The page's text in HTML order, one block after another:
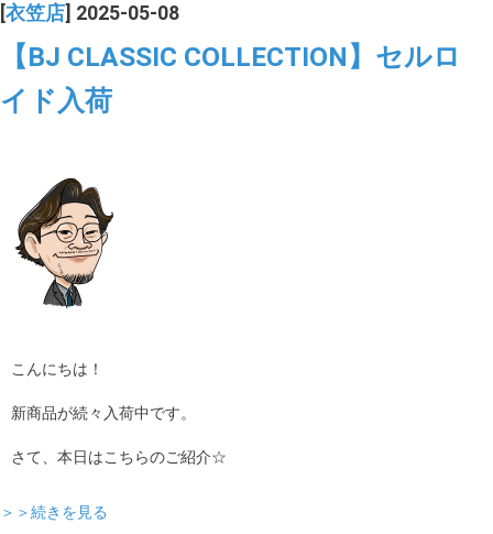
[衣笠店] 2025-05-08
【BJ CLASSIC COLLECTION】セルロ
イド入荷
こんにちは！
新商品が続々入荷中です。
さて、本日はこちらのご紹介☆
＞＞続きを見る